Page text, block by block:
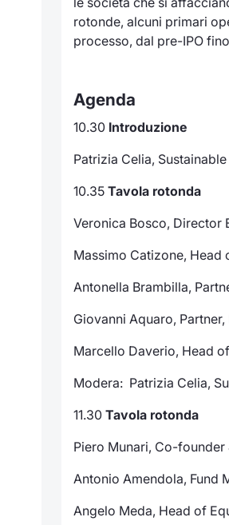
rotonde, alcuni primari
processo, dal pre-IPO
Agenda
10.30 Introduzione
Patrizia Celia,
10.35 Tavola rotonda
Veronica Bosco, Director
Massimo Catizone, Head
Antonella Brambilla,
Giovanni Aquaro, Partner,
Marcello Daverio, Head
Modera: Patrizia Celia,
11.30 Tavola rotonda
Piero Munari, Co-founder
Antonio Amendola, Fund
Angelo Meda, Head of